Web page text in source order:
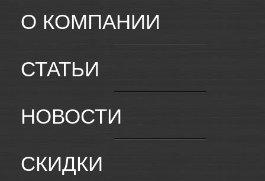
О КОМПАНИИ
СТАТЬИ
НОВОСТИ
СКИДКИ